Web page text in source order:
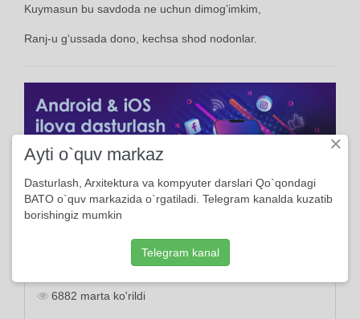
Kuymasun bu savdoda ne uchun dimog’imkim,
Ranj-u g‘ussada dono, kechsa shod nodonlar.
2017, 11-Yanvarda yuklangan
6882 marta ko'rildi
×
Ayti o`quv markaz
Dasturlash, Arxitektura va kompyuter darslari Qo`qondagi
BATO o`quv markazida o`rgatiladi. Telegram kanalda kuzatib
borishingiz mumkin
Telegram kanal